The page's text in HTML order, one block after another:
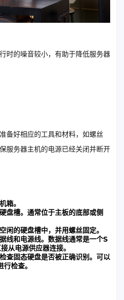
时的噪音较小，有助于降低服务器
备好相应的工具和材料，如螺丝
服务器主机的电源已经关闭并断开
箱。
盘槽。通常位于主板的底部或侧
闲的硬盘槽中，并用螺丝固定。
线和电源线。数据线通常是一个S
从电源供应器连接。
查固态硬盘是否被正确识别。可以
检查。